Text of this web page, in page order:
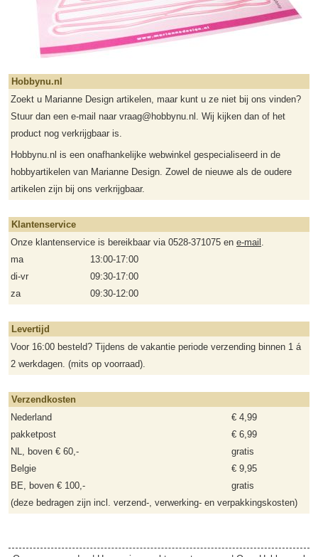
Hobbynu.nl
Zoekt u Marianne Design artikelen, maar kunt u ze niet bij ons vinden?
Stuur dan een e-mail naar vraag@hobbynu.nl. Wij kijken dan of het
product nog verkrijgbaar is.
Hobbynu.nl is een onafhankelijke webwinkel gespecialiseerd in de
hobbyartikelen van Marianne Design. Zowel de nieuwe als de oudere
artikelen zijn bij ons verkrijgbaar.
Klantenservice
Onze klantenservice is bereikbaar via 0528-371075 en e-mail .
ma
13:00-17:00
di-vr
09:30-17:00
za
09:30-12:00
Levertijd
Voor 16:00 besteld? Tijdens de vakantie periode verzending binnen 1 á
2 werkdagen. (mits op voorraad).
Verzendkosten
Nederland
€ 4,99
pakketpost
€ 6,99
NL, boven € 60,-
gratis
Belgie
€ 9,95
BE, boven € 100,-
gratis
(deze bedragen zijn incl. verzend-, verwerking- en verpakkingskosten)